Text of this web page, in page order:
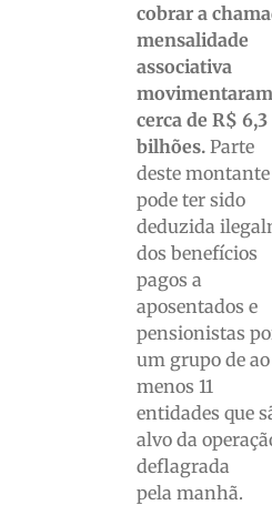
cobrar a
mensalidade
associativa
movimentaram
cerca de R$ 6,3
bilhões. Parte
deste montante
pode ter sido
deduzida
dos benefícios
pagos a
aposentados e
pensionistas
um grupo de ao
menos 11
entidades que
alvo da
deflagrada
pela manhã.